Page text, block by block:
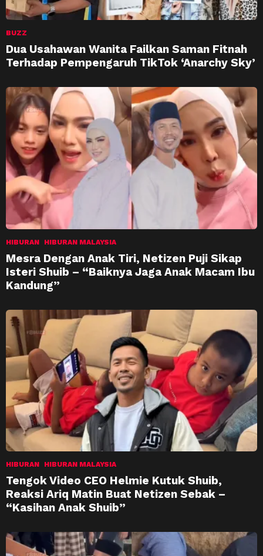
BUZZ
Dua Usahawan Wanita Failkan Saman Fitnah
Terhadap Pempengaruh TikTok ‘Anarchy Sky’
HIBURAN HIBURAN MALAYSIA
Mesra Dengan Anak Tiri, Netizen Puji Sikap
Isteri Shuib – “Baiknya Jaga Anak Macam Ibu
Kandung”
HIBURAN HIBURAN MALAYSIA
Tengok Video CEO Helmie Kutuk Shuib,
Reaksi Ariq Matin Buat Netizen Sebak –
“Kasihan Anak Shuib”